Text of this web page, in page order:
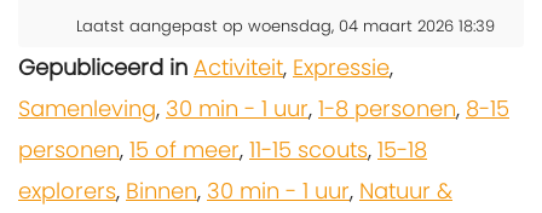
Laatst aangepast op woensdag, 04 maart 2026 18:39
Gepubliceerd in Activiteit, Expressie,
Samenleving, 30 min - 1 uur, 1-8 personen, 8-15
personen, 15 of meer, 11-15 scouts, 15-18
explorers, Binnen, 30 min - 1 uur, Natuur &